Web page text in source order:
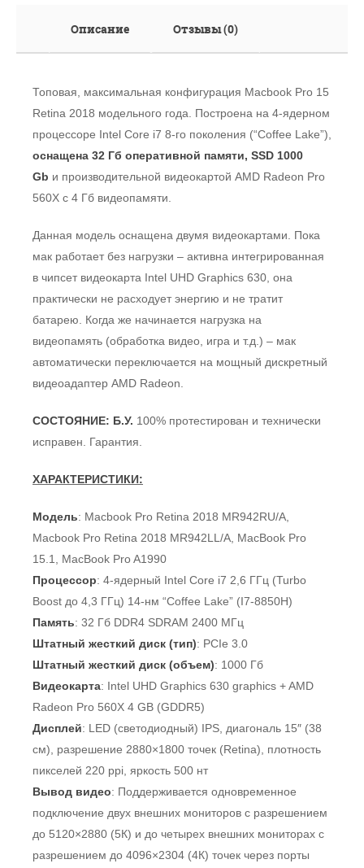
Описание Отзывы (0)
Топовая, максимальная конфигурация Macbook Pro 15
Retina 2018 модельного года. Построена на 4-ядерном
процессоре Intel Core i7 8-го поколения (“Coffee Lake”),
оснащена 32 Гб оперативной памяти, SSD 1000
Gb и производительной видеокартой AMD Radeon Pro
560X с 4 Гб видеопамяти.
Данная модель оснащена двумя видеокартами. Пока
мак работает без нагрузки – активна интегрированная
в чипсет видеокарта Intel UHD Graphics 630, она
практически не расходует энергию и не тратит
батарею. Когда же начинается нагрузка на
видеопамять (обработка видео, игра и т.д.) – мак
автоматически переключается на мощный дискретный
видеоадаптер AMD Radeon.
СОСТОЯНИЕ: Б.У. 100% протестирован и технически
исправен. Гарантия.
ХАРАКТЕРИСТИКИ:
Модель: Macbook Pro Retina 2018 MR942RU/A,
Macbook Pro Retina 2018 MR942LL/A, MacBook Pro
15.1, MacBook Pro A1990
Процессор: 4-ядерный Intel Core i7 2,6 ГГц (Turbo
Boost до 4,3 ГГц) 14-нм “Coffee Lake” (I7-8850H)
Память: 32 Гб DDR4 SDRAM 2400 МГц
Штатный жесткий диск (тип): PCIe 3.0
Штатный жесткий диск (объем): 1000 Гб
Видеокарта: Intel UHD Graphics 630 graphics + AMD
Radeon Pro 560X 4 GB (GDDR5)
Дисплей: LED (светодиодный) IPS, диагональ 15″ (38
см), разрешение 2880×1800 точек (Retina), плотность
пикселей 220 ppi, яркость 500 нт
Вывод видео: Поддерживается одновременное
подключение двух внешних мониторов с разрешением
до 5120×2880 (5К) и до четырех внешних мониторах с
разрешением до 4096×2304 (4К) точек через порты